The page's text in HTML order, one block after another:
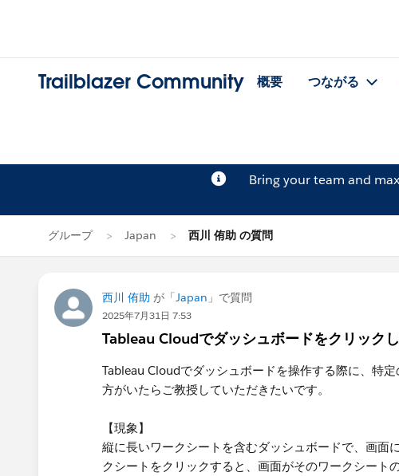
Trailblazer Community 概要 つながる
Bring your team and
グループ Japan 西川 侑助 の質問
西川 侑助 が「Japan 」で質問
2025年7月31日 7:53
Tableau Cloudでダッシュボードをクリック
Tableau Cloudでダッシュボードを操作する際に、特
方がいたらご教授していただきたいです。
【現象】
縦に長いワークシートを含むダッシュボードで、画面
クシートをクリックすると、画面がそのワークシート